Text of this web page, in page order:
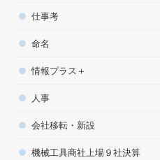
仕事考
命名
情報プラス＋
人事
会社移転・新設
機械工具商社上場９社決算